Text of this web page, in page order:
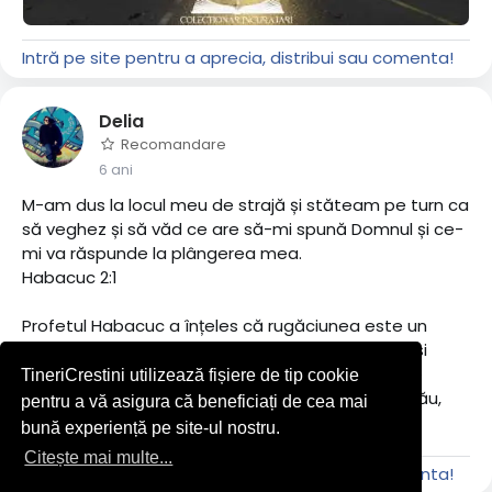
TineriCrestini utilizează fișiere de tip cookie
pentru a vă asigura că beneficiați de cea mai
bună experiență pe site-ul nostru.
Citește mai multe...
Intră pe site pentru a aprecia, distribui sau comenta!
Delia
Recomandare
6 ani
M-am dus la locul meu de strajă și stăteam pe turn ca
să veghez și să văd ce are să-mi spună Domnul și ce-
mi va răspunde la plângerea mea.
Habacuc 2:1
Profetul Habacuc a înțeles că rugăciunea este un
dialog. El și-a spus plângerea înaintea Domnului și
acum așteaptă răspuns, fără să se îndoiască de
faptul că Dumnezeu îi va vorbi clar, pe înțelesul său,
dar la timpul Lui.
El s-a dus ”la locul de strajă”; acolo îi va vorbi
Mai mult
Intră pe site pentru a aprecia, distribui sau comenta!